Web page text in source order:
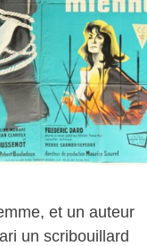
et un auteur
un scribouillard